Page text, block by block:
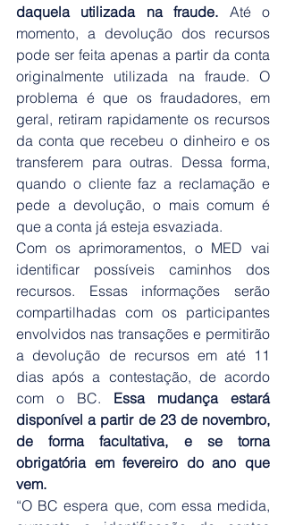
daquela utilizada na fraude. Até o
momento, a devolução dos recursos
pode ser feita apenas a partir da conta
originalmente utilizada na fraude. O
problema é que os fraudadores, em
geral, retiram rapidamente os recursos
da conta que recebeu o dinheiro e os
transferem para outras. Dessa forma,
quando o cliente faz a reclamação e
pede a devolução, o mais comum é
que a conta já esteja esvaziada.
Com os aprimoramentos, o MED vai
identificar possíveis caminhos dos
recursos. Essas informações serão
compartilhadas com os participantes
envolvidos nas transações e permitirão
a devolução de recursos em até 11
dias após a contestação, de acordo
com o BC. Essa mudança estará
disponível a partir de 23 de novembro,
de forma facultativa, e se torna
obrigatória em fevereiro do ano que
vem.
“O BC espera que, com essa medida,